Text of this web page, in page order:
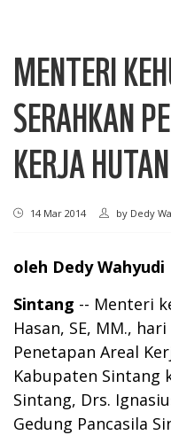
MENTERI
SERAHKAN
KERJA
14 Mar 2014 by Dedy
oleh Dedy Wahyudi
Sintang -- Menteri
Hasan, SE, MM.,
Penetapan Areal
Kabupaten Sintang
Sintang, Drs.
Gedung Pancasila